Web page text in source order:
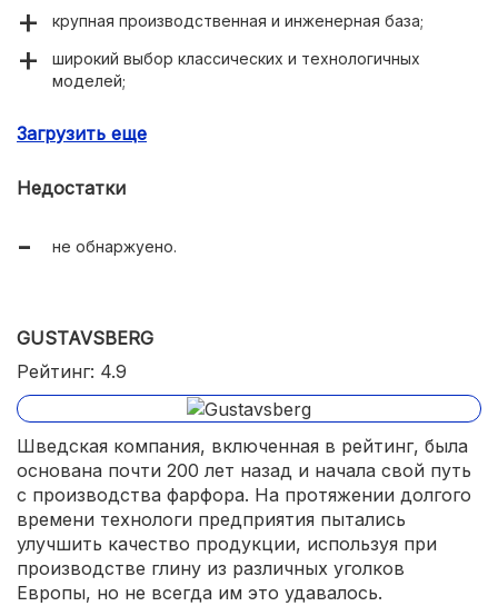
крупная производственная и инженерная база;
широкий выбор классических и технологичных
моделей;
чаша, микролифт, антивсплеск;
ряд моделей;
официальный дистрибьютор и сервисная поддержка
в России.
Загрузить еще
Недостатки
не обнаржуено.
GUSTAVSBERG
Рейтинг: 4.9
Шведская компания, включенная в рейтинг, была
основана почти 200 лет назад и начала свой путь
с производства фарфора. На протяжении долгого
времени технологи предприятия пытались
улучшить качество продукции, используя при
производстве глину из различных уголков
Европы, но не всегда им это удавалось.